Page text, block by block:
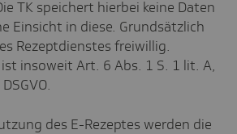
TK speichert hierbei keine Daten
Einsicht in diese. Grundsätzlich
Rezeptdienstes freiwillig.
insoweit Art. 6 Abs. 1 S. 1 lit. A,
des E-Rezeptes werden die